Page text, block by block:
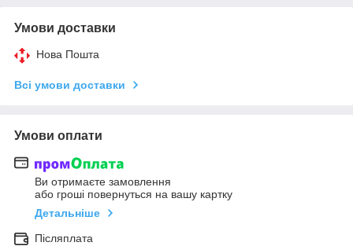
Умови доставки
Нова Пошта
Всі умови доставки
Умови оплати
Ви отримаєте замовлення
або гроші повернуться на вашу картку
Детальніше
Післяплата